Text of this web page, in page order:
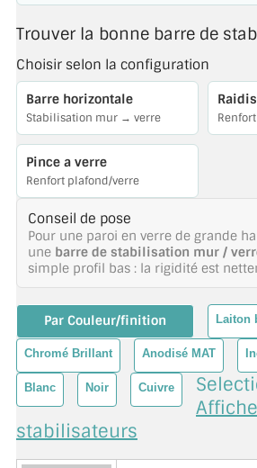
BOUTONS ET POIGNÉES
BARRES DE STABILISATION
JOINTS D'ÉTANCHÉITÉS
FIXATION GARDES CORPS
SYSTÈMES PIVOTANTS
SYSTÈMES COULISSANTS
LE CATALOGUE ACCESSOIRES
ACCESSOIRES EN PROMOTIONS
EXEMPLES, RÉALISATIONS,
NUANCIER RAL
Trouver la bonne barre de
Choisir selon la configuration
Barre horizontale
Stabilisation mur → verre
Pince a verre
Renfort plafond/verre
Conseil de pose
Pour une paroi en verre de grande
une barre de stabilisation mur /
simple profil bas : la rigidité est
Par Couleur/finition Laiton
Chromé Brillant Anodisé MAT
Blanc Noir Cuivre
stabilisateurs